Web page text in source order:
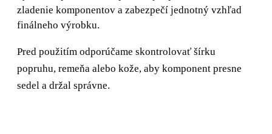
zladenie komponentov a zabezpečí jednotný vzhľad
finálneho výrobku.
Pred použitím odporúčame skontrolovať šírku
popruhu, remeňa alebo kože, aby komponent presne
sedel a držal správne.